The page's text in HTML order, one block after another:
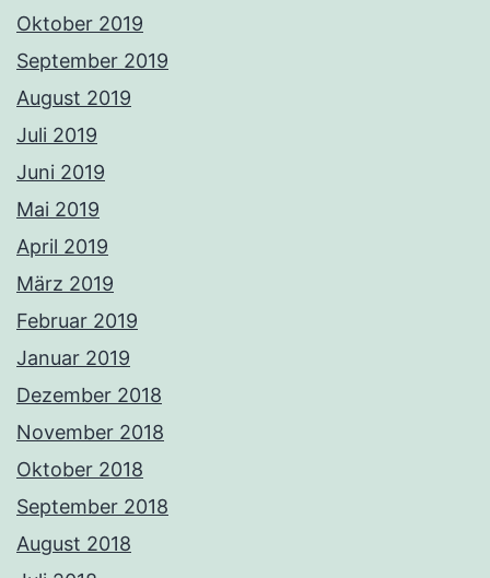
Oktober 2019
September 2019
August 2019
Juli 2019
Juni 2019
Mai 2019
April 2019
März 2019
Februar 2019
Januar 2019
Dezember 2018
November 2018
Oktober 2018
September 2018
August 2018